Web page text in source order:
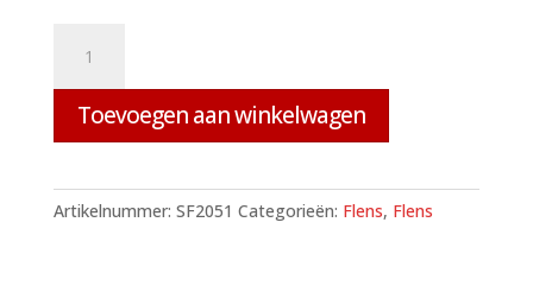
Flens
140
PN16
Toevoegen aan winkelwagen
Artikelnummer: SF2051 Categorieën: Flens, Flens